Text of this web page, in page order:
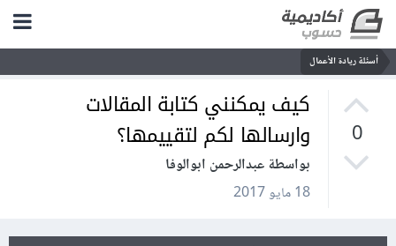
أسئلة ريادة الأعمال
0
كيف يمكنني كتابة المقالات
وارسالها لكم لتقييمها؟
بواسطة عبدالرحمن ابوالوفا
18 مايو 2017